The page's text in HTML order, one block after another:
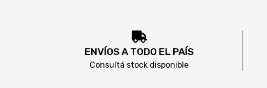
ENVÍOS A TODO EL PAÍS
Consultá stock disponible